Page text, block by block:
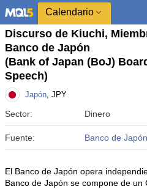
Calendario
Discurso de Kiuchi,
Banco de Japón
(Bank of Japan (BoJ)
Speech)
Japón, JPY
Sector: Dinero
Fuente: Banco de
El Banco de Japón opera
Banco de Japón se compone de un